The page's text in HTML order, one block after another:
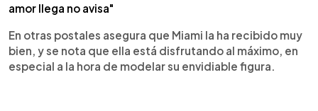
amor llega no avisa"
En otras postales asegura que Miami la ha recibido muy
bien, y se nota que ella está disfrutando al máximo, en
especial a la hora de modelar su envidiable figura.